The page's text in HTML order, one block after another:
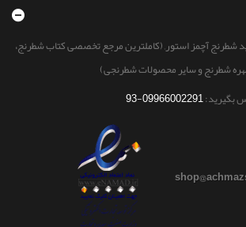
آچمز استور, (کاملترین مرجع تخصصی کتاب شطرنج،
شطرنج و سایر محصولات شطرنجی)
بگیرید:09966002291-93